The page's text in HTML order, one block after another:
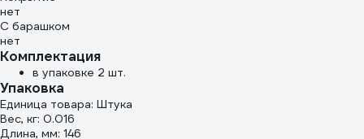
нет
С барашком
нет
Комплектация
в упаковке 2 шт.
Упаковка
Единица товара: Штука
Вес, кг: 0.016
Длина, мм: 146